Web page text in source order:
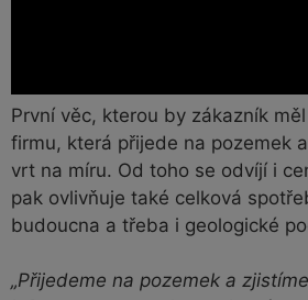
První věc, kterou by zákazník
firmu, která přijede na pozemek
vrt na míru. Od toho se odvíjí i
pak ovlivňuje také celková
budoucna a třeba i geologické
„Přijedeme na pozemek a